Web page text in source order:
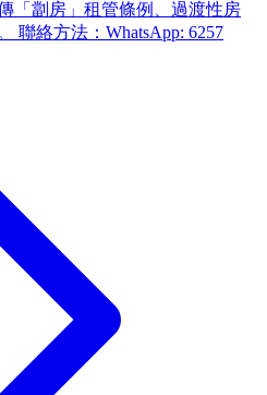
「劏房」租管條例、過渡性房
聯絡方法：WhatsApp: 6257